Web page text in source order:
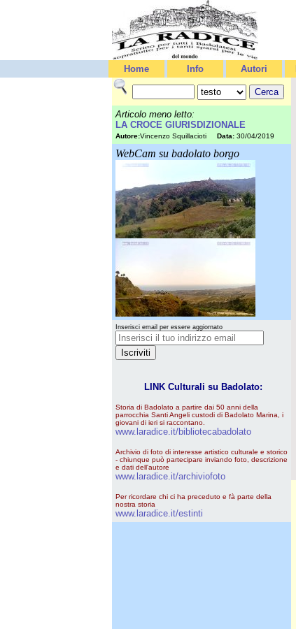
Home Info Autori
Articolo meno letto:
LA CROCE GIURISDIZIONALE
Autore:Vincenzo Squillacioti Data: 30/04/2019
WebCam su badolato borgo
Inserisci email per essere aggiornato
LINK Culturali su Badolato:
Storia di Badolato a partire dai 50 anni della
parrocchia Santi Angeli custodi di Badolato Marina, i
giovani di ieri si raccontano.
www.laradice.it/bibliotecabadolato
Archivio di foto di interesse artistico culturale e storico
- chiunque può partecipare inviando foto, descrizione
e dati dell'autore
www.laradice.it/archiviofoto
Per ricordare chi ci ha preceduto e fà parte della
nostra storia
www.laradice.it/estinti